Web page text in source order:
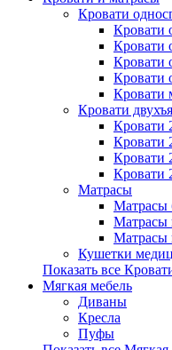
Кровати
Кровати
Кровати
Кровати
Кровати
Кровати
Кровати
Кровати
Кровати
Кровати
Кровати
Матрасы
Матрасы
Матрасы
Матрасы
Кушетки
Показать все
Мягкая мебель
Диваны
Кресла
Пуфы